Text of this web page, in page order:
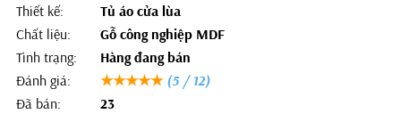
Thiết kế:
Tủ áo cửa lùa
Chất liệu:
Gỗ công nghiệp MDF
Tình trạng:
Hàng đang bán
Đánh giá:
★★★★★ (5 / 12)
Đã bán:
23